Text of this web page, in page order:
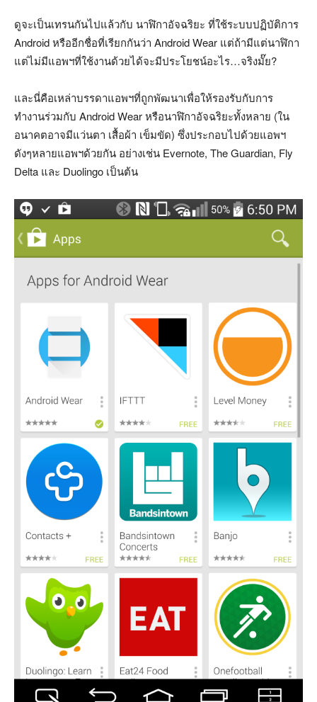
ดูจะเป็นเทรนกันไปแล้วกับ นาฬิกาอัจฉริยะ ที่ใช้ระบบปฏิบัติการ
Android หรืออีกชื่อที่เรียกกันว่า Android Wear แต่ถ้ามีแต่นาฬิกา
แต่ไม่มีแอพฯที่ใช้งานด้วยได้จะมีประโยชน์อะไร…จริงมั๊ย?
และนี่คือเหล่าบรรดาแอพฯที่ถูกพัฒนาเพื่อให้รองรับกับการ
ทำงานร่วมกับ Android Wear หรือนาฬิกาอัจฉริยะทั้งหลาย (ใน
อนาคตอาจมีแว่นตา เสื้อผ้า เข็มขัด) ซึ่งประกอบไปด้วยแอพฯ
ดังๆหลายแอพฯด้วยกัน อย่างเช่น Evernote, The Guardian, Fly
Delta และ Duolingo เป็นต้น